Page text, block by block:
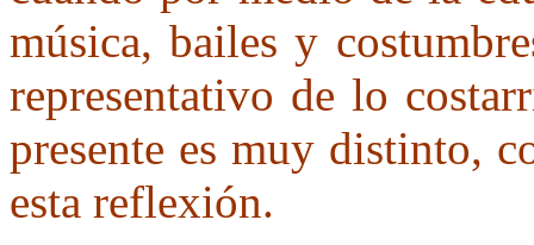
música, bailes y
representativo de lo
presente es muy distinto,
esta reflexión.